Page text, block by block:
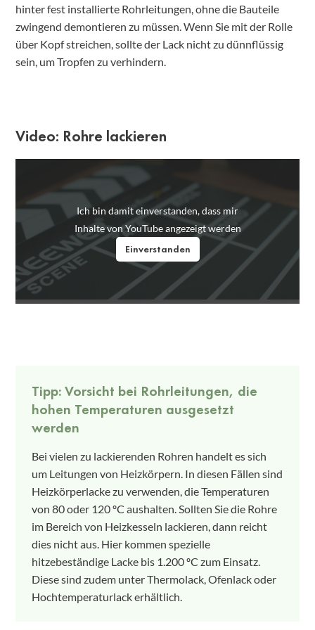
hinter fest installierte Rohrleitungen, ohne die Bauteile
zwingend demontieren zu müssen. Wenn Sie mit der Rolle
über Kopf streichen, sollte der Lack nicht zu dünnflüssig
sein, um Tropfen zu verhindern.
Video: Rohre lackieren
Ich bin damit einverstanden, dass mir
Inhalte von YouTube angezeigt werden
Einverstanden
Tipp: Vorsicht bei Rohrleitungen, die
hohen Temperaturen ausgesetzt
werden
Bei vielen zu lackierenden Rohren handelt es sich
um Leitungen von Heizkörpern. In diesen Fällen sind
Heizkörperlacke zu verwenden, die Temperaturen
von 80 oder 120 ºC aushalten. Sollten Sie die Rohre
im Bereich von Heizkesseln lackieren, dann reicht
dies nicht aus. Hier kommen spezielle
hitzebeständige Lacke bis 1.200 ºC zum Einsatz.
Diese sind zudem unter Thermolack, Ofenlack oder
Hochtemperaturlack erhältlich.